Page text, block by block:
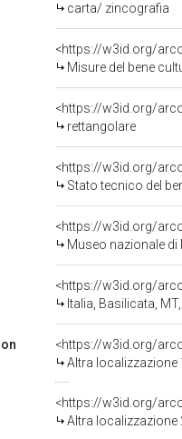
carta/ zincografia
<https://w3id.org/
Misure del bene
<https://w3id.org/
rettangolare
<https://w3id.org/
Stato tecnico del
<https://w3id.org/
Museo nazionale
<https://w3id.org/
Italia, Basilicata,
<https://w3id.org/
Altra localizzazione
<https://w3id.org/
Altra localizzazione